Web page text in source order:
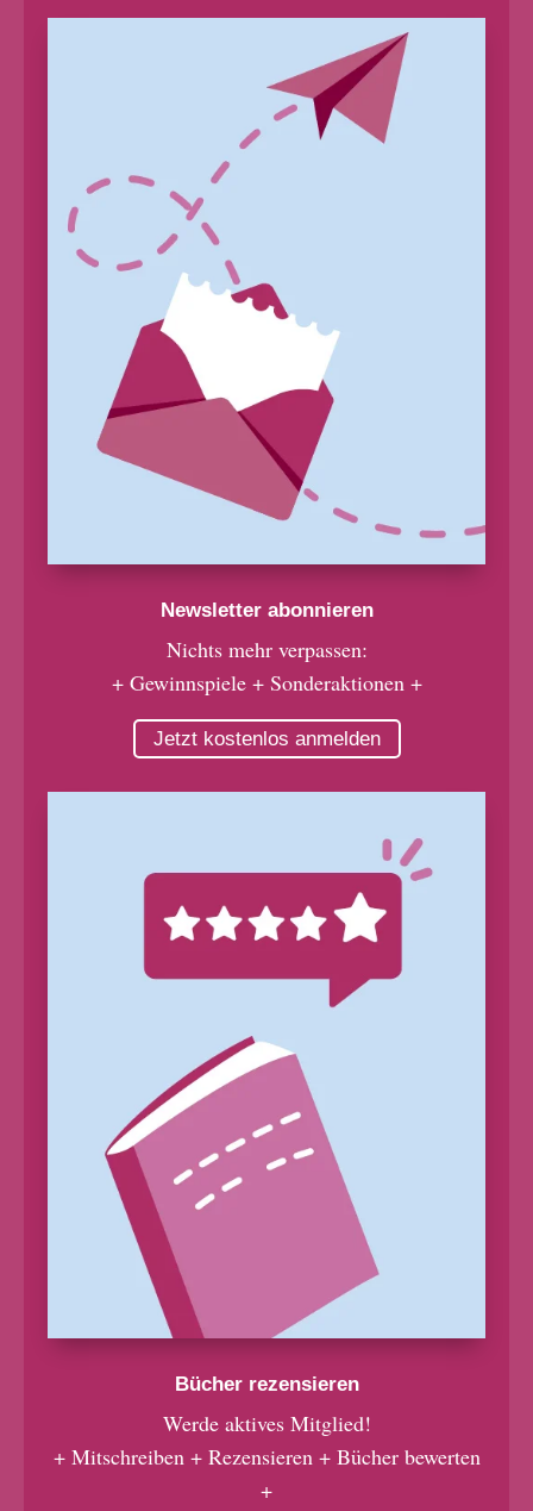
Newsletter abonnieren
Nichts mehr verpassen:
+ Gewinnspiele + Sonderaktionen +
Jetzt kostenlos anmelden
Bücher rezensieren
Werde aktives Mitglied!
+ Mitschreiben + Rezensieren + Bücher bewerten
+